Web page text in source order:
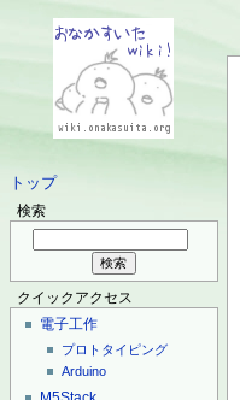
トップ
検索
クイックアクセス
電子工作
プロトタイピング
Arduino